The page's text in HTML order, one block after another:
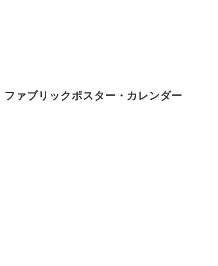
ファブリックポスター・カレンダー